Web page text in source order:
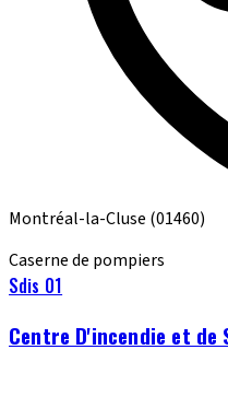
Montréal-la-Cluse (01460)
Caserne de pompiers
Sdis 01
Centre D'incendie et de